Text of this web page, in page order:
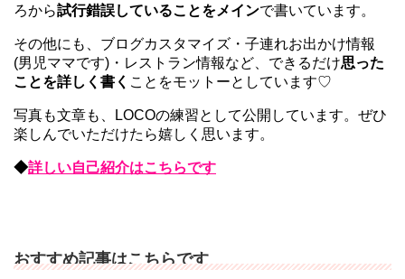
ろから試行錯誤していることをメインで書いています。
その他にも、ブログカスタマイズ・子連れお出かけ情報
(男児ママです)・レストラン情報など、できるだけ思った
ことを詳しく書く ことをモットーとしています♡
写真も文章も、LOCOの練習として公開しています。ぜひ
楽しんでいただけたら嬉しく思います。
◆詳しい自己紹介はこちらです
おすすめ記事はこちらです